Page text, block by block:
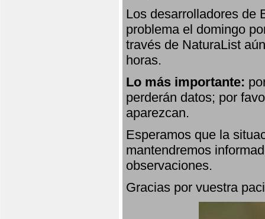
Los desarrolladores de
problema el domingo
través de NaturaList
horas.
Lo más importante:
perderán datos; por
aparezcan.
Esperamos que la
mantendremos
observaciones.
Gracias por vuestra